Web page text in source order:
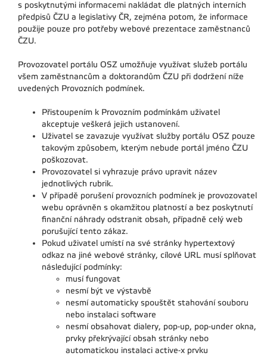
s poskytnutými informacemi nakládat dle platných interních
předpisů ČZU a legislativy ČR, zejména potom, že informace
použije pouze pro potřeby webové prezentace zaměstnanců
ČZU.
Provozovatel portálu OSZ umožňuje využívat služeb portálu
všem zaměstnancům a doktorandům ČZU při dodržení níže
uvedených Provozních podmínek.
Přistoupením k Provozním podmínkám uživatel
akceptuje veškerá jejich ustanovení.
Uživatel se zavazuje využívat služby portálu OSZ pouze
takovým způsobem, kterým nebude portál jméno ČZU
poškozovat.
Provozovatel si vyhrazuje právo upravit název
jednotlivých rubrik.
V případě porušení provozních podmínek je provozovatel
webu oprávněn s okamžitou platností a bez poskytnutí
finanční náhrady odstranit obsah, případně celý web
porušující tento zákaz.
Pokud uživatel umístí na své stránky hypertextový
odkaz na jiné webové stránky, cílové URL musí splňovat
následující podmínky:
musí fungovat
nesmí být ve výstavbě
nesmí automaticky spouštět stahování souboru
nebo instalaci software
nesmí obsahovat dialery, pop-up, pop-under okna,
prvky překrývající obsah stránky nebo
automatickou instalaci active-x prvku